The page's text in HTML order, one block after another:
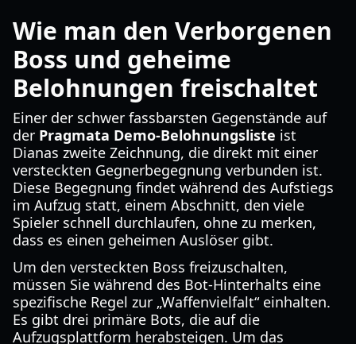
Wie man den Verborgenen
Boss und geheime
Belohnungen freischaltet
Einer der schwer fassbarsten Gegenstände auf
der Pragmata Demo-Belohnungsliste ist
Dianas zweite Zeichnung, die direkt mit einer
versteckten Gegnerbegegnung verbunden ist.
Diese Begegnung findet während des Aufstiegs
im Aufzug statt, einem Abschnitt, den viele
Spieler schnell durchlaufen, ohne zu merken,
dass es einen geheimen Auslöser gibt.
Um den versteckten Boss freizuschalten,
müssen Sie während des Bot-Hinterhalts eine
spezifische Regel zur „Waffenvielfalt“ einhalten.
Es gibt drei primäre Bots, die auf die
Aufzugsplattform herabsteigen. Um das